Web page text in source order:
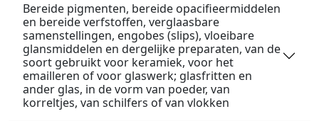
Bereide pigmenten, bereide opacifieermiddelen
en bereide verfstoffen, verglaasbare
samenstellingen, engobes (slips), vloeibare
glansmiddelen en dergelijke preparaten, van de
soort gebruikt voor keramiek, voor het
emailleren of voor glaswerk; glasfritten en
ander glas, in de vorm van poeder, van
korreltjes, van schilfers of van vlokken